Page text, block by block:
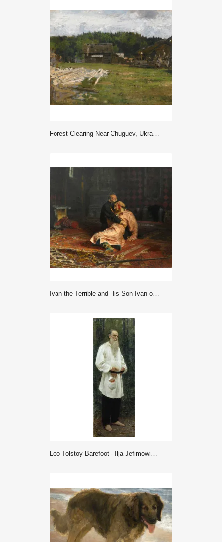
Forest Clearing Near Chuguev, Ukraine (1877) - Ilja Jefimowicz Repin
Ivan the Terrible and His Son Ivan on November 16, 1581 (1885) - Repin
Leo Tolstoy Barefoot - Ilja Jefimowicz Repin